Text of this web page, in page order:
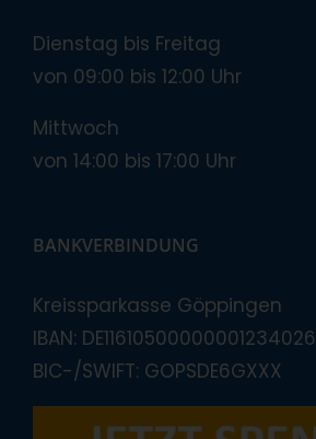
Dienstag bis Freitag
von 09:00 bis 12:00 Uhr
Mittwoch
von 14:00 bis 17:00 Uhr
BANKVERBINDUNG
Kreissparkasse Göppingen
IBAN: DE11610500000001234026
BIC-/SWIFT: GOPSDE6GXXX